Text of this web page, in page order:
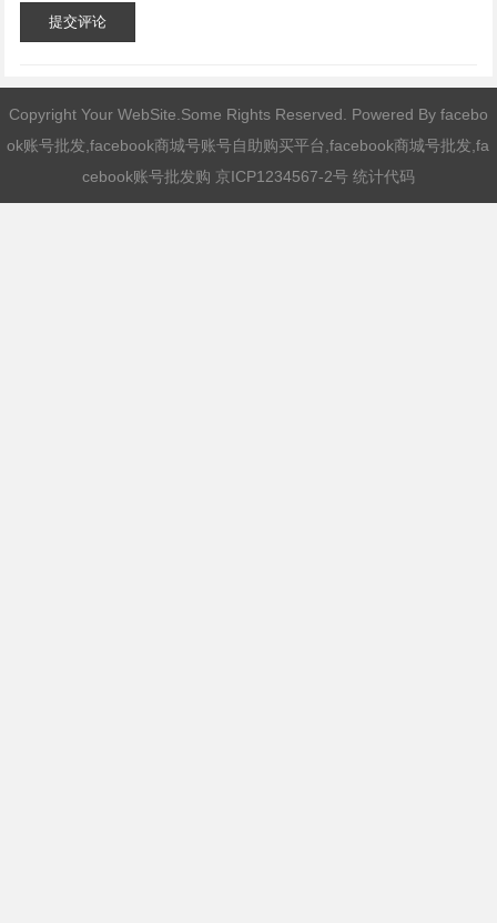
提交评论
Copyright Your WebSite.Some Rights Reserved. Powered By facebo
ok账号批发,facebook商城号账号自助购买平台,facebook商城号批发,fa
cebook账号批发购 京ICP1234567-2号 统计代码